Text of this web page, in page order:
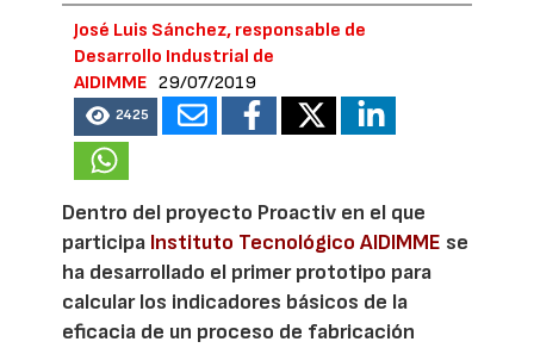
José Luis Sánchez, responsable de
Desarrollo Industrial de
AIDIMME 29/07/2019
2425
Dentro del proyecto Proactiv en el que
participa Instituto Tecnológico AIDIMME se
ha desarrollado el primer prototipo para
calcular los indicadores básicos de la
eficacia de un proceso de fabricación